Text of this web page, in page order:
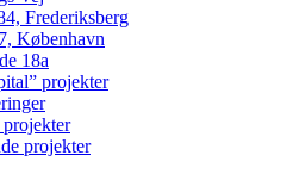
Frederiksberg
København
18a
projekter
projekter
projekter